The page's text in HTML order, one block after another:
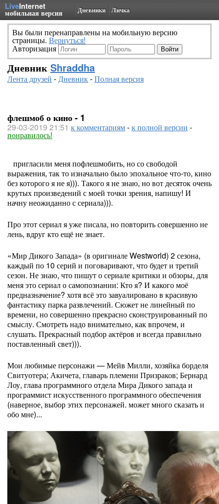
LiveInternet
мобильная версия Дневники Личка
Вы были перенаправлены на мобильную версию
страницы. Вернуться!
Авторизация
Дневник Shraddha
Лента друзей -Дневник-Полная версия
флешмоб о кино - 1
29-03-2019 21:51 к комментариям-к полной версии -
понравилось!
пригласили меня пофлешмобить, но со свободой
выражения, так то изначально было эпохальное что-то, кино
без которого я не я))). Такого я не знаю, но вот десяток очень
крутых произведений с моей точки зрения, напишу! И
начну неожиданно с сериала))).
Про этот сериал я уже писала, но повторить совершенно не
лень, вдруг кто ещё не знает.
«Мир Дикого Запада» (в оригиналеWestworld) 2 сезона,
каждый по 10 серий и поговаривают, что будет и третий
сезон. Не знаю, что пишут о сериале критики и обзоры, для
меня это сериал о самопознании: Кто я? И какого моё
предназначение? хотя всё это завуалировано в красивую
фантастику парка развлечений. Сюжет не линейный по
времени, но совершенно прекрасно сконструированный по
смыслу. Смотреть надо внимательно, как впрочем, и
слушать. Прекрасный подбор актёров и всегда правильно
поставленный свет))).
Мои любимые персонажи — Мейв Милли, хозяйка борделя
Свитуотера; Акичета, главарь племени Призраков; Бернард
Лоу, глава программного отдела Мира Дикого запада и
программист искусственного программного обеспечения
(наверное, выбор этих персонажей. может много сказать и
обо мне)...